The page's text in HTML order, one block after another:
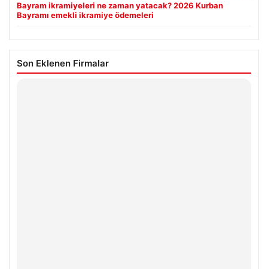
Bayram ikramiyeleri ne zaman yatacak? 2026 Kurban
Bayramı emekli ikramiye ödemeleri
Son Eklenen Firmalar